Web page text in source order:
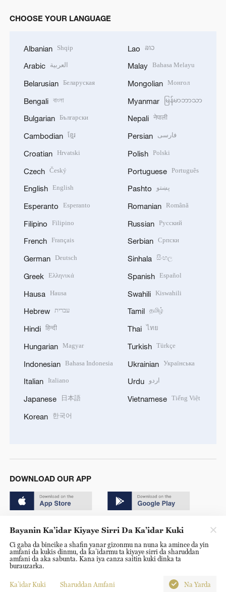
CHOOSE YOUR LANGUAGE
Albanian Shqip
Arabic العربية
Belarusian Беларуская
Bengali বাংলা
Bulgarian Български
Cambodian ខ្មែរ
Croatian Hrvatski
Czech Český
English English
Esperanto Esperanto
Filipino Filipino
French Français
German Deutsch
Greek Ελληνικά
Hausa Hausa
Hebrew עברית
Hindi हिन्दी
Hungarian Magyar
Indonesian Bahasa Indonesia
Italian Italiano
Japanese 日本語
Korean 한국어
Lao ລາວ
Malay Bahasa Melayu
Mongolian Монгол
Myanmar မြန်မာဘာသာ
Nepali नेपाली
Persian فارسی
Polish Polski
Portuguese Português
Pashto پښتو
Romanian Română
Russian Русский
Serbian Српски
Sinhala සිංහල
Spanish Español
Swahili Kiswahili
Tamil தமிழ்
Thai ไทย
Turkish Türkçe
Ukrainian Українська
Urdu اردو
Vietnamese Tiếng Việt
DOWNLOAD OUR APP
Copyright © 2024 CGTN.
京ICP备20000184号
京公网安备 11010502050052号
Bayanin Ka’idar Kiyaye Sirri Da Ka’idar Kuki
Ci gaba da bincike a shafin yanar gizonmu na nuna ka amince da yin
amfani da kukis dinmu, da ka’idarmu ta kiyaye sirri da sharuddan
amfani da aka sabunta. Kana iya canza saitin kuki dinka ta
burauzarka.
Ka’idar Kuki Sharuddan Amfani Na Yarda